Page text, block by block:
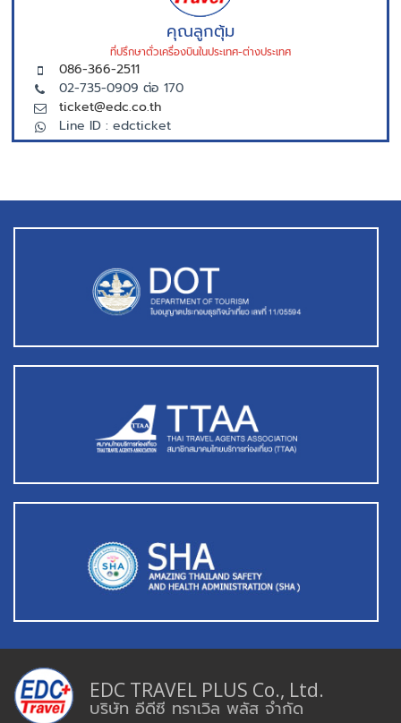
คุณลูกตุ้ม
ที่ปรึกษาตั่วเครื่องบินในประเทศ-ต่างประเทศ
086-366-2511
02-735-0909 ต่อ 170
ticket@edc.co.th
Line ID : edcticket
EDC TRAVEL PLUS Co., Ltd.
บริษัท อีดีซี ทราเวิล พลัส จำกัด